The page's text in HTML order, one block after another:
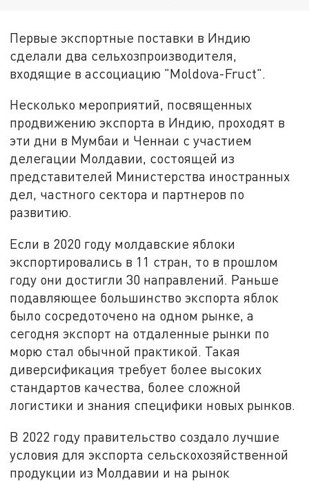
Первые экспортные поставки в Индию
сделали два сельхозпроизводителя,
входящие в ассоциацию "Moldova-Fruct".
Несколько мероприятий, посвященных
продвижению экспорта в Индию, проходят в
эти дни в Мумбаи и Ченнаи с участием
делегации Молдавии, состоящей из
представителей Министерства иностранных
дел, частного сектора и партнеров по
развитию.
Если в 2020 году молдавские яблоки
экспортировались в 11 стран, то в прошлом
году они достигли 30 направлений. Раньше
подавляющее большинство экспорта яблок
было сосредоточено на одном рынке, а
сегодня экспорт на отдаленные рынки по
морю стал обычной практикой. Такая
диверсификация требует более высоких
стандартов качества, более сложной
логистики и знания специфики новых рынков.
В 2022 году правительство создало лучшие
условия для экспорта сельскохозяйственной
продукции из Молдавии и на рынок